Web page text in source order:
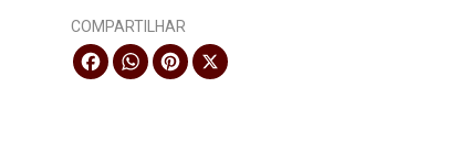
COMPARTILHAR
FacebookWhatsApp
Pinterest
X